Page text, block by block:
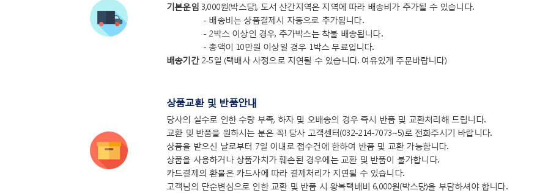
기본운임3,000원(박스당), 도서 산간지역은 지역에 따라 배송비가 추가될 수 있습니다.
- 배송비는 상품결제시 자동으로 추가됩니다.
- 2박스 이상인 경우, 추가박스는 착불 배송됩니다.
- 총액이 10만원 이상일 경우 1박스 무료입니다.
배송기간2-5일 (택배사 사정으로 지연될 수 있습니다. 여유있게 주문바랍니다)
상품교환 및 반품안내
당사의 실수로 인한 수량 부족, 하자 및 오배송의 경우 즉시 반품 및 교환처리해 드립니다.
교환 및 반품을 원하시는 분은 꼭! 당사 고객센터(032-214-7073~5)로 전화주시기 바랍니다.
상품을 받으신 날로부터 7일 이내로 접수건에 한하여 반품 및 교환 가능합니다.
상품을 사용하거나 상품가치가 훼손된 경우에는 교환 및 반품이 불가합니다.
카드결제의 환불은 카드사에 따라 결제처리가 지연될 수 있습니다.
고객님의 단순변심으로 인한 교환 및 반품 시 왕복택배비 6,000원(박스당)을 부담하셔야 합니다.